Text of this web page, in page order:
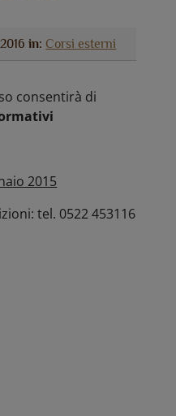
in: Corsi esterni
consentirà di
2015
tel. 0522 453116